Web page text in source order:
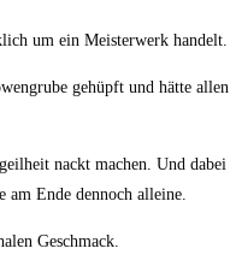
um ein Meisterwerk handelt.
gehüpft und hätte
nackt machen. Und
am Ende dennoch alleine.
Geschmack.